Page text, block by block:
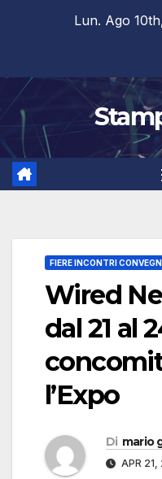
Lun. Ago
FIERE INCONTRI CONVEGNI
Wired
dal 21 al
l’Expo
Di mario
APR 21,